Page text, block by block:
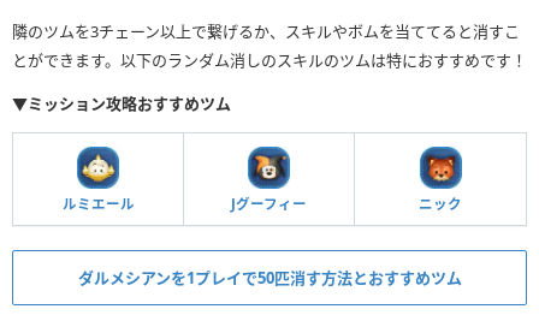
隣のツムを3チェーン以上で繋げるか、スキルやボムを当ててると消すこ
とができます。以下のランダム消しのスキルのツムは特におすすめです！
▼ミッション攻略おすすめツム
ルミエール Jグーフィー ニック
ダルメシアンを1プレイで50匹消す方法とおすすめツム